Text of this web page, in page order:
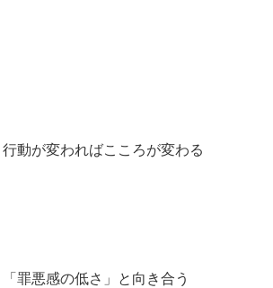
行動が変わればこころが変わる
「罪悪感の低さ」と向き合う